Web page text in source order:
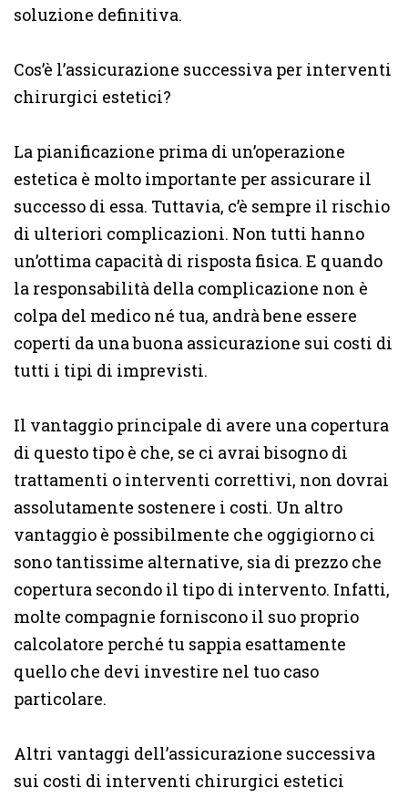
soluzione definitiva.
Cos’è l’assicurazione successiva per interventi
chirurgici estetici?
La pianificazione prima di un’operazione
estetica è molto importante per assicurare il
successo di essa. Tuttavia, c’è sempre il rischio
di ulteriori complicazioni. Non tutti hanno
un’ottima capacità di risposta fisica. E quando
la responsabilità della complicazione non è
colpa del medico né tua, andrà bene essere
coperti da una buona assicurazione sui costi di
tutti i tipi di imprevisti.
Il vantaggio principale di avere una copertura
di questo tipo è che, se ci avrai bisogno di
trattamenti o interventi correttivi, non dovrai
assolutamente sostenere i costi. Un altro
vantaggio è possibilmente che oggigiorno ci
sono tantissime alternative, sia di prezzo che
copertura secondo il tipo di intervento. Infatti,
molte compagnie forniscono il suo proprio
calcolatore perché tu sappia esattamente
quello che devi investire nel tuo caso
particolare.
Altri vantaggi dell’assicurazione successiva
sui costi di interventi chirurgici estetici